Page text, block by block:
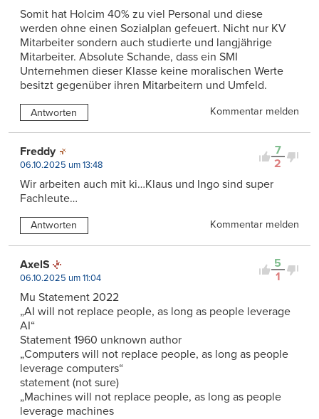
Somit hat Holcim 40% zu viel Personal und diese
werden ohne einen Sozialplan gefeuert. Nicht nur KV
Mitarbeiter sondern auch studierte und langjährige
Mitarbeiter. Absolute Schande, dass ein SMI
Unternehmen dieser Klasse keine moralischen Werte
besitzt gegenüber ihren Mitarbeitern und Umfeld.
Antworten Kommentar melden
7
2
Freddy
06.10.2025 um 13:48
Wir arbeiten auch mit ki…Klaus und Ingo sind super
Fachleute…
Antworten Kommentar melden
5
1
AxelS
06.10.2025 um 11:04
Mu Statement 2022
„AI will not replace people, as long as people leverage
AI“
Statement 1960 unknown author
„Computers will not replace people, as long as people
leverage computers“
statement (not sure)
„Machines will not replace people, as long as people
leverage machines